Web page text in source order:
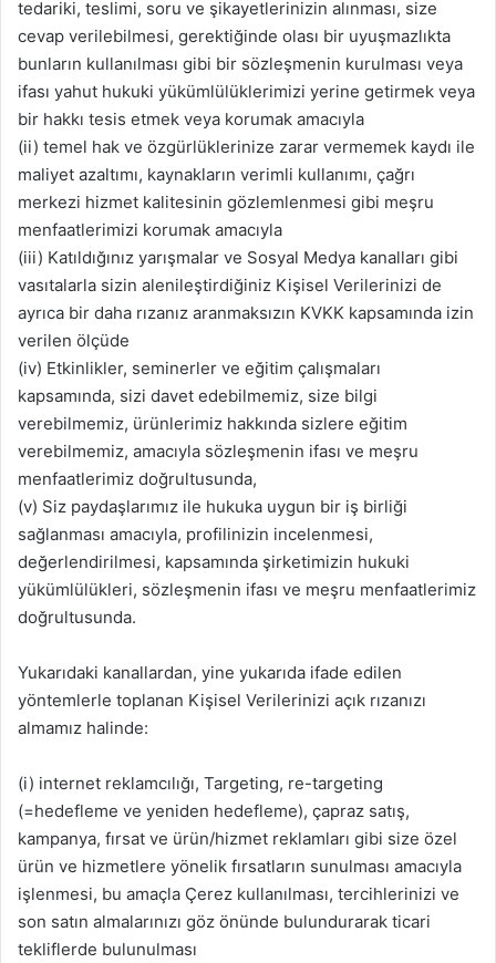
tedariki, teslimi, soru ve şikayetlerinizin alınması, size
cevap verilebilmesi, gerektiğinde olası bir uyuşmazlıkta
bunların kullanılması gibi bir sözleşmenin kurulması veya
ifası yahut hukuki yükümlülüklerimizi yerine getirmek veya
bir hakkı tesis etmek veya korumak amacıyla
(ii) temel hak ve özgürlüklerinize zarar vermemek kaydı ile
maliyet azaltımı, kaynakların verimli kullanımı, çağrı
merkezi hizmet kalitesinin gözlemlenmesi gibi meşru
menfaatlerimizi korumak amacıyla
(iii) Katıldığınız yarışmalar ve Sosyal Medya kanalları gibi
vasıtalarla sizin alenileştirdiğiniz Kişisel Verilerinizi de
ayrıca bir daha rızanız aranmaksızın KVKK kapsamında izin
verilen ölçüde
(iv) Etkinlikler, seminerler ve eğitim çalışmaları
kapsamında, sizi davet edebilmemiz, size bilgi
verebilmemiz, ürünlerimiz hakkında sizlere eğitim
verebilmemiz, amacıyla sözleşmenin ifası ve meşru
menfaatlerimiz doğrultusunda,
(v) Siz paydaşlarımız ile hukuka uygun bir iş birliği
sağlanması amacıyla, profilinizin incelenmesi,
değerlendirilmesi, kapsamında şirketimizin hukuki
yükümlülükleri, sözleşmenin ifası ve meşru menfaatlerimiz
doğrultusunda.
Yukarıdaki kanallardan, yine yukarıda ifade edilen
yöntemlerle toplanan Kişisel Verilerinizi açık rızanızı
almamız halinde:
(i) internet reklamcılığı, Targeting, re-targeting
(=hedefleme ve yeniden hedefleme), çapraz satış,
kampanya, fırsat ve ürün/hizmet reklamları gibi size özel
ürün ve hizmetlere yönelik fırsatların sunulması amacıyla
işlenmesi, bu amaçla Çerez kullanılması, tercihlerinizi ve
son satın almalarınızı göz önünde bulundurarak ticari
tekliflerde bulunulması